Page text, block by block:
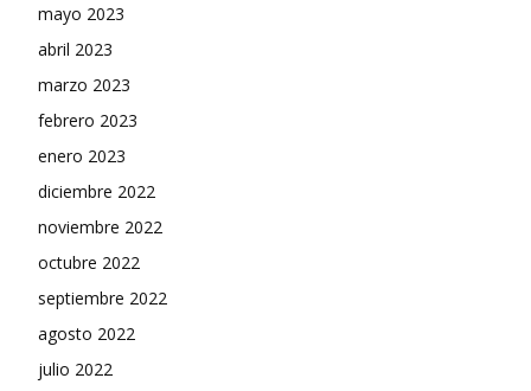
mayo 2023
abril 2023
marzo 2023
febrero 2023
enero 2023
diciembre 2022
noviembre 2022
octubre 2022
septiembre 2022
agosto 2022
julio 2022